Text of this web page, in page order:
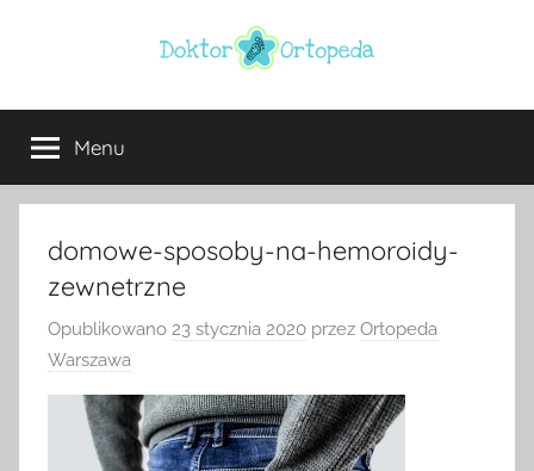
Doktor
ortopeda
Warszawa
usg
Warszawa,
ginekolog,
urolog,
dietetyk
Menu
domowe-sposoby-na-hemoroidy-
zewnetrzne
Opublikowano 23 stycznia 2020 przez Ortopeda
Warszawa